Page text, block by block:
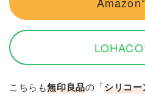
こちらも無印良品の「シリコ